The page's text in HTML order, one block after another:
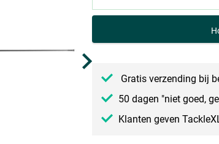
Gratis verzending bij
50 dagen "niet goed,
Klanten geven